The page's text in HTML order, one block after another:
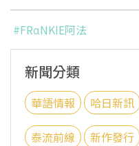
#FRαNKIE阿法
新聞分類
華語情報 哈日新訊
泰流前線 新作發行